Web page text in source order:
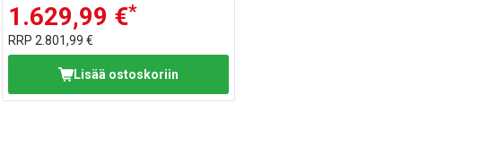
1.629,99 €*
RRP2.801,99 €
Lisää ostoskoriin